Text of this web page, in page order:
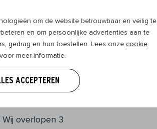
om de website betrouwbaar en veilig te
en om persoonlijke advertenties aan te
gedrag en hun toestellen. Lees onze cookie
voor meer informatie.
ACCEPTEREN
wat
overlopen 3